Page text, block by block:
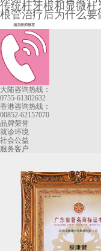
传统杜牙根和显微杜
根管治疗后为什么要
相关医师推荐
大陆咨询热线：
0755-61302632
香港咨询热线：
00852-62157070
品牌荣誉
就诊环境
社会公益
服务客户